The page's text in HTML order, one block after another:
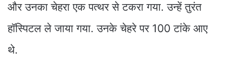
और उनका चेहरा एक पत्थर से टकरा गया. उन्हें तुरंत
हॉस्पिटल ले जाया गया. उनके चेहरे पर 100 टांके आए
थे.